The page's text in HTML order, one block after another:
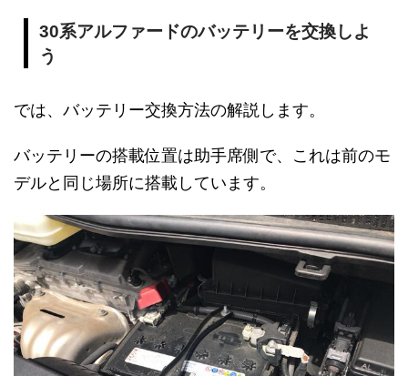
30系アルファードのバッテリーを交換しよ
う
では、バッテリー交換方法の解説します。
バッテリーの搭載位置は助手席側で、これは前のモ
デルと同じ場所に搭載しています。